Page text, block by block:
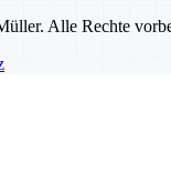
Alle Rechte